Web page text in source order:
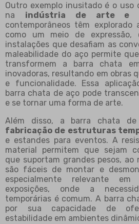
Outro exemplo inusitado é o uso
na indústria de arte e
contemporâneos têm
como um meio de expressão,
instalações que desafiam as
maleabilidade do aço permite
transformem a barra chata
inovadoras, resultando em obras
e funcionalidade. Essa
barra chata de aço pode
e se tornar uma forma de arte.
Além disso, a barra chata
fabricação de estruturas
e estandes para eventos. A
material permitem que sejam
que suportam grandes pesos, ao
são fáceis de montar e
especialmente relevante
exposições, onde a
temporárias é comum. A barra
por sua capacidade de
estabilidade em ambientes